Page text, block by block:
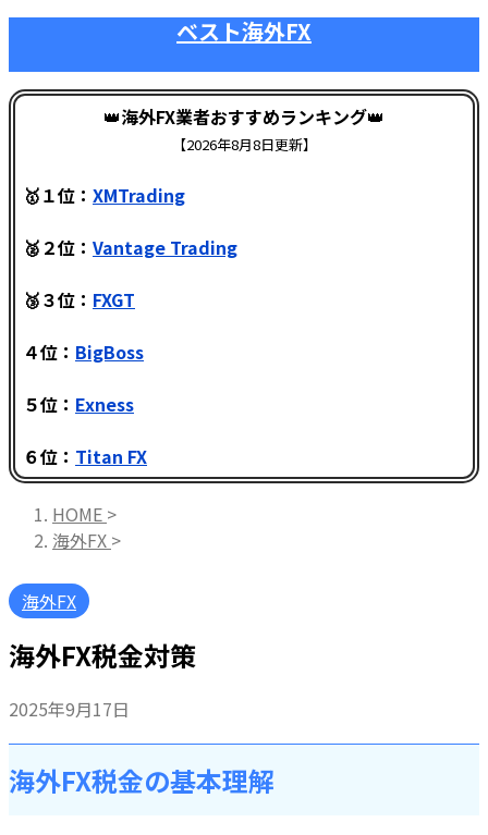
ベスト海外FX
👑海外FX業者おすすめランキング👑
【2026年8月8日更新】
🥇１位： XMTrading
🥈２位： Vantage Trading
🥉３位： FXGT
４位： BigBoss
５位： Exness
６位： Titan FX
HOME >
海外FX >
海外FX
海外FX税金対策
2025年9月17日
海外FX税金の基本理解